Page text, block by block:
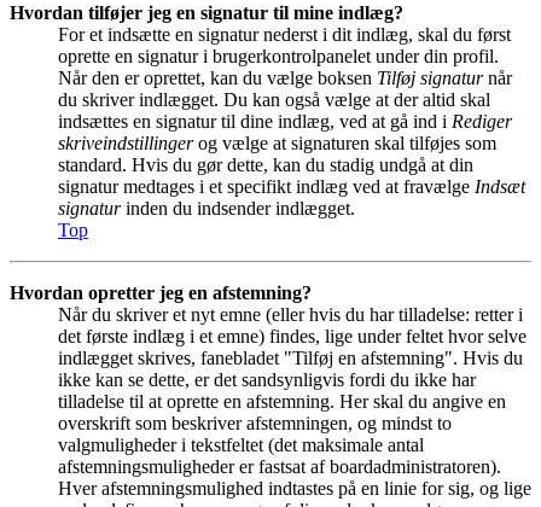
Hvordan tilføjer jeg en signatur til mine indlæg?
For et indsætte en signatur nederst i dit indlæg, skal du først
oprette en signatur i brugerkontrolpanelet under din profil.
Når den er oprettet, kan du vælge boksen Tilføj signaturnår
du skriver indlægget. Du kan også vælge at der altid skal
indsættes en signatur til dine indlæg, ved at gå ind i Rediger
skriveindstillingerog vælge at signaturen skal tilføjes som
standard. Hvis du gør dette, kan du stadig undgå at din
signatur medtages i et specifikt indlæg ved at fravælge Indsæt
signaturinden du indsender indlægget.
Top
Hvordan opretter jeg en afstemning?
Når du skriver et nyt emne (eller hvis du har tilladelse: retter i
det første indlæg i et emne) findes, lige under feltet hvor selve
indlægget skrives, fanebladet "Tilføj en afstemning". Hvis du
ikke kan se dette, er det sandsynligvis fordi du ikke har
tilladelse til at oprette en afstemning. Her skal du angive en
overskrift som beskriver afstemningen, og mindst to
valgmuligheder i tekstfeltet (det maksimale antal
afstemningsmuligheder er fastsat af boardadministratoren).
Hver afstemningsmulighed indtastes på en linie for sig, og lige